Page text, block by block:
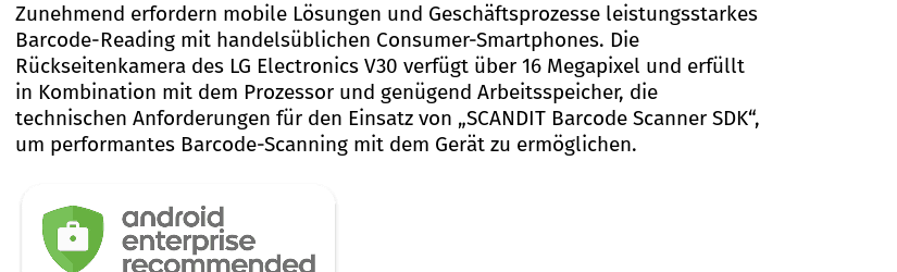
Zunehmend erfordern mobile Lösungen und Geschäftsprozesse leistungsstarkes
Barcode-Reading mit handelsüblichen Consumer-Smartphones. Die
Rückseitenkamera des LG Electronics V30 verfügt über 16 Megapixel und erfüllt
in Kombination mit dem Prozessor und genügend Arbeitsspeicher, die
technischen Anforderungen für den Einsatz von „SCANDIT Barcode Scanner SDK“,
um performantes Barcode-Scanning mit dem Gerät zu ermöglichen.